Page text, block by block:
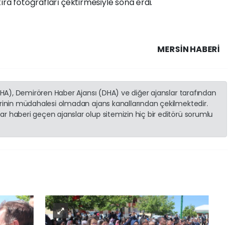
fotoğrafları çektirmesiyle sona erdi.
MERSIN HABERİ
Demirören Haber Ajansı (DHA) ve diğer ajanslar tarafından
müdahalesi olmadan ajans kanallarından çekilmektedir.
haberi geçen ajanslar olup sitemizin hiç bir editörü sorumlu